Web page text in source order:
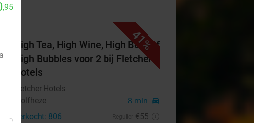
41%
High Tea, High Wine, High Beer of
High Bubbles voor 2 bij Fletcher
Hotels
Fletcher Hotels
Wolfheze
8 min. directions_car
Verkocht: 806 €55
,95